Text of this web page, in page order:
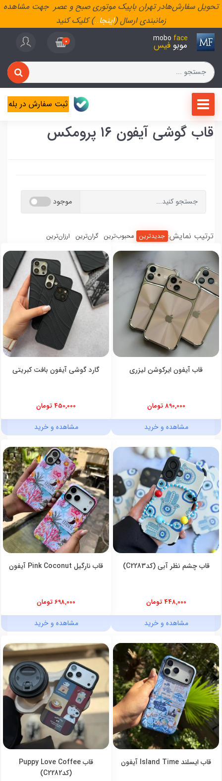
تحویل سفارش‌هادر تهران باپیک موتوری صبح و عصر جهت مشاهده
زمانبندی ارسال (اینجا..) کلیک کنید
mobo face
موبو فیس 0
ثبت سفارش در بله
قاب گوشی آیفون ۱۶ پرومکس
موجود
ترتیب نمایش: جدیدترین محبوب‌ترین گران‌ترین ارزان‌ترین
قاب آیفون ایرکوشن لیزری
890,000 تومان
مشاهده و خرید
گارد گوشی آیفون بافت کبریتی
450,000 تومان
مشاهده و خرید
قاب چشم نظر آبی (کدC2283)
448,000 تومان
مشاهده و خرید
قاب نارگیل Pink Coconut آیفون
698,000 تومان
مشاهده و خرید
قاب ایسلند Island Time آیفون
قاب Puppy Love Coffee
(کدC2282)